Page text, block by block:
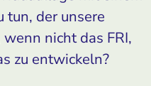
tun, der unsere
nicht das FRI,
zu entwickeln?